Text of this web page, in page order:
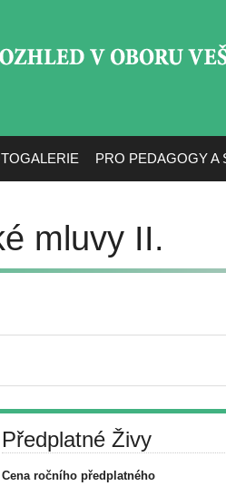
PRO PEDAGOGY A
mluvy II.
Předplatné Živy
Cena ročního předplatného